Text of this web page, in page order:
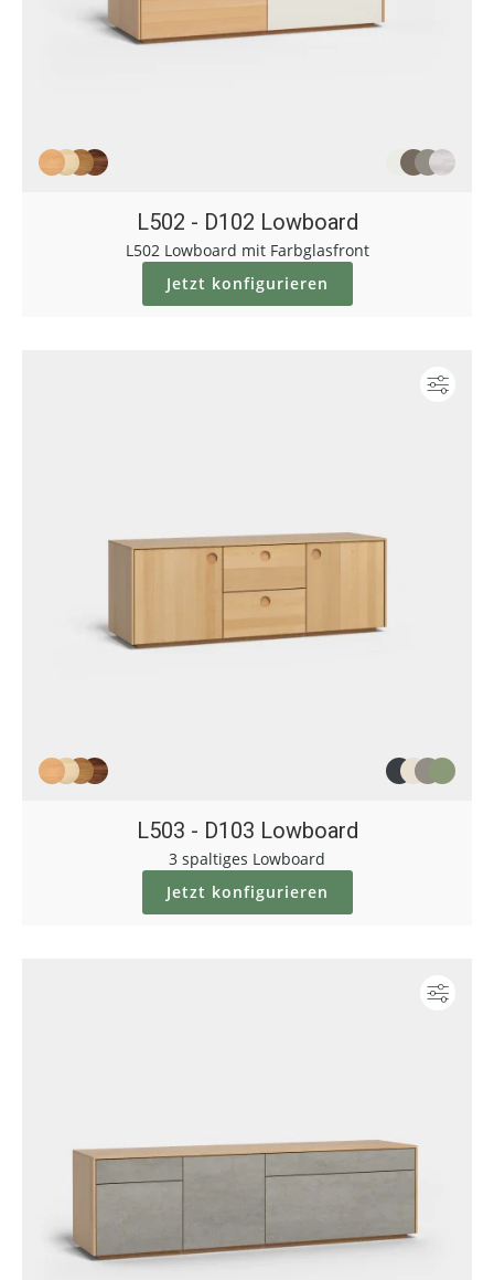
L502 - D102 Lowboard
L502 Lowboard mit Farbglasfront
Jetzt konfigurieren
L503 - D103 Lowboard
3 spaltiges Lowboard
Jetzt konfigurieren